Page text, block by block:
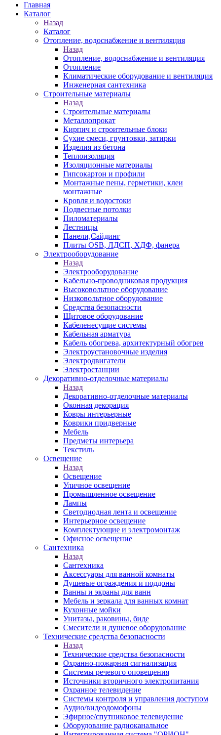
Главная
Каталог
Назад
Каталог
Отопление, водоснабжение и вентиляция
Назад
Отопление, водоснабжение и вентиляция
Отопление
Климатические оборудование и вентиляция
Инженерная сантехника
Строительные материалы
Назад
Строительные материалы
Металлопрокат
Кирпич и строительные блоки
Сухие смеси, грунтовки, затирки
Изделия из бетона
Теплоизоляция
Изоляционные материалы
Гипсокартон и профили
Монтажные пены, герметики, клеи
монтажные
Кровля и водостоки
Подвесные потолки
Пиломатериалы
Лестницы
Панели,Сайдинг
Плиты OSB, ЛДСП, ХДФ, фанера
Электрооборудование
Назад
Электрооборудование
Кабельно-проводниковая продукция
Высоковольтное оборудование
Низковольтное оборудование
Средства безопасности
Щитовое оборудование
Кабеленесущие системы
Кабельная арматура
Кабель обогрева, архитектурный обогрев
Электроустановочные изделия
Электродвигатели
Электростанции
Декоративно-отделочные материалы
Назад
Декоративно-отделочные материалы
Оконная декорация
Ковры интерьерные
Коврики придверные
Мебель
Предметы интерьера
Текстиль
Освещение
Назад
Освещение
Уличное освещение
Промышленное освещение
Лампы
Светодиодная лента и освещение
Интерьерное освещение
Комплектующие и электромонтаж
Офисное освещение
Сантехника
Назад
Сантехника
Аксессуары для ванной комнаты
Душевые ограждения и поддоны
Ванны и экраны для ванн
Мебель и зеркала для ванных комнат
Кухонные мойки
Унитазы, раковины, биде
Смесители и душевое оборудование
Технические средства безопасности
Назад
Технические средства безопасности
Охранно-пожарная сигнализация
Системы речевого оповещения
Источники вторичного электропитания
Охранное телевидение
Системы контроля и управления доступом
Аудио/видеодомофоны
Эфирное/спутниковое телевидение
Оборудование радиоканальное